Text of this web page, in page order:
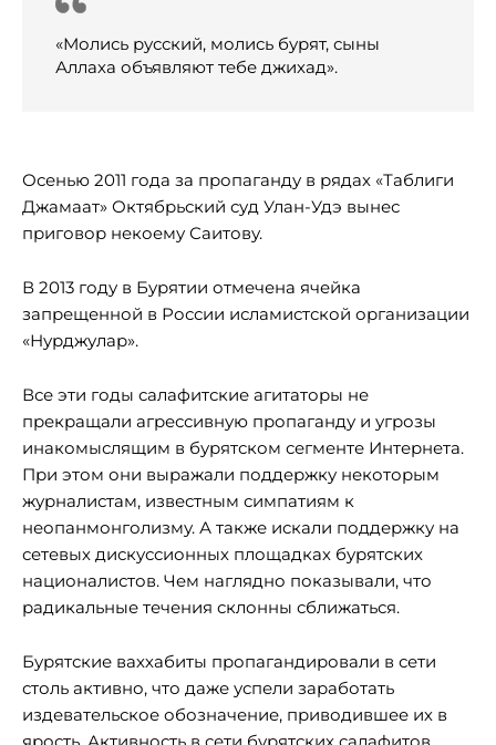
«Молись русский, молись бурят, сыны
Аллаха объявляют тебе джихад».
Осенью 2011 года за пропаганду в рядах «Таблиги
Джамаат» Октябрьский суд Улан-Удэ вынес
приговор некоему Саитову.
В 2013 году в Бурятии отмечена ячейка
запрещенной в России исламистской организации
«Нурджулар».
Все эти годы салафитские агитаторы не
прекращали агрессивную пропаганду и угрозы
инакомыслящим в бурятском сегменте Интернета.
При этом они выражали поддержку некоторым
журналистам, известным симпатиям к
неопанмонголизму. А также искали поддержку на
сетевых дискуссионных площадках бурятских
националистов. Чем наглядно показывали, что
радикальные течения склонны сближаться.
Бурятские ваххабиты пропагандировали в сети
столь активно, что даже успели заработать
издевательское обозначение, приводившее их в